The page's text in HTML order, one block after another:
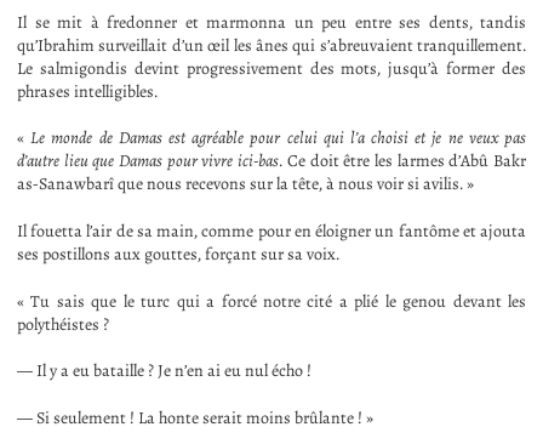
Il se mit à fredonner et marmonna un peu entre ses dents, tandis
qu’Ibrahim surveillait d’un œil les ânes qui s’abreuvaient tranquillement.
Le salmigondis devint progressivement des mots, jusqu’à former des
phrases intelligibles.
«Le monde de Damas est agréable pour celui qui l’a choisi et je ne veux pas
d’autre lieu que Damas pour vivre ici-bas. Ce doit être les larmes d’Abû Bakr
as-Sanawbarî que nous recevons sur la tête, à nous voir si avilis. »
Il fouetta l’air de sa main, comme pour en éloigner un fantôme et ajouta
ses postillons aux gouttes, forçant sur sa voix.
« Tu sais que le turc qui a forcé notre cité a plié le genou devant les
polythéistes ?
— Il y a eu bataille ? Je n’en ai eu nul écho !
— Si seulement ! La honte serait moins brûlante ! »